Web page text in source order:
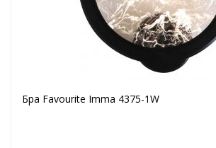
Бра Favourite Imma 4375-1W